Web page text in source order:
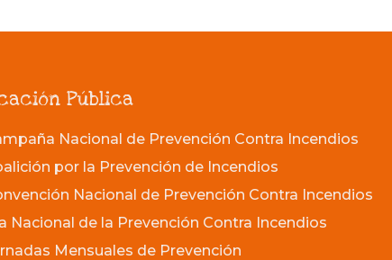
Pública
Nacional de Prevención Contra Incendios
por la Prevención de Incendios
Nacional de Prevención Contra Incendios
Nacional de la Prevención Contra Incendios
Mensuales de Prevención